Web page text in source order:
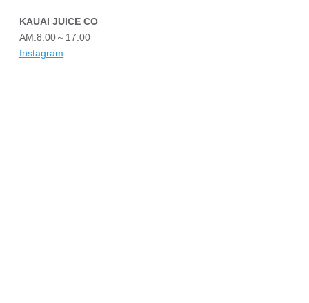
KAUAI JUICE CO
AM:8:00～17:00
Instagram